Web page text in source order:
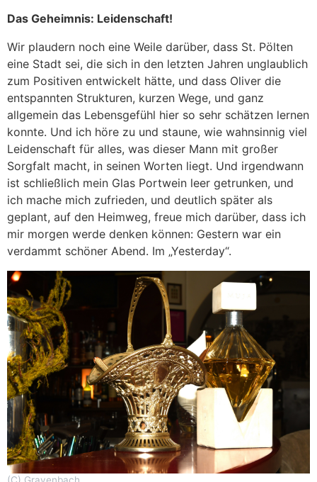
Das Geheimnis: Leidenschaft!
Wir plaudern noch eine Weile darüber, dass St. Pölten
eine Stadt sei, die sich in den letzten Jahren unglaublich
zum Positiven entwickelt hätte, und dass Oliver die
entspannten Strukturen, kurzen Wege, und ganz
allgemein das Lebensgefühl hier so sehr schätzen lernen
konnte. Und ich höre zu und staune, wie wahnsinnig viel
Leidenschaft für alles, was dieser Mann mit großer
Sorgfalt macht, in seinen Worten liegt. Und irgendwann
ist schließlich mein Glas Portwein leer getrunken, und
ich mache mich zufrieden, und deutlich später als
geplant, auf den Heimweg, freue mich darüber, dass ich
mir morgen werde denken können: Gestern war ein
verdammt schöner Abend. Im „Yesterday“.